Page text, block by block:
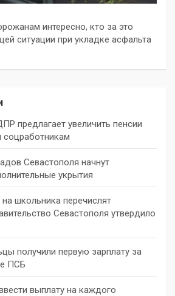
интересно, кто за это
ситуации при укладке асфальта
предлагает увеличить пенсии
соцработникам
Севастополя начнут
укрытия
школьника перечислят
Севастополя утвердило
получили первую зарплату за
ПСБ
выплату на каждого